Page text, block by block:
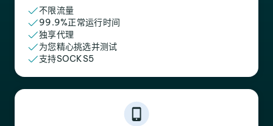
不限流量
99.9%正常运行时间
独享代理
为您精心挑选并测试
支持SOCKS5